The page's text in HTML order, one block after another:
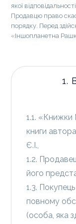
якої
Продавцю право
порядку. Перед
«Іншопланетна
1.
1.1. «Книжки
книги
Є.І.,
1.2.
його
1.3.
повному
(особа, яка